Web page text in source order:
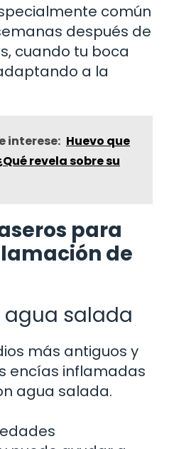
común
después de
cuando tu boca
a la
interese: Huevo que
revela sobre su
para
de
agua salada
más antiguos y
encías inflamadas
agua salada.